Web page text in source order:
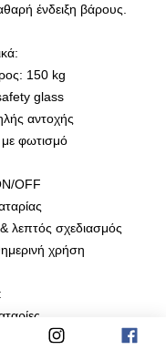
ένδειξη βάρους.
150 kg
glass
αντοχής
φωτισμό
OFF
λεπτός σχεδιασμός
χρήση